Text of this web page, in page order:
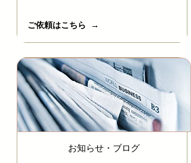
ご依頼はこちら →
お知らせ・ブログ